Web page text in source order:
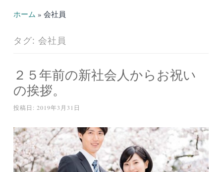
ホーム » 会社員
タグ: 会社員
２５年前の新社会人からお祝い
の挨拶。
投稿日: 2019年3月31日